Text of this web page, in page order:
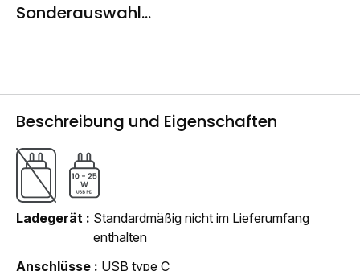
Sonderauswahl...
Beschreibung und Eigenschaften
Ladegerät
Standardmäßig nicht im Lieferumfang
enthalten
Anschlüsse
USB type C